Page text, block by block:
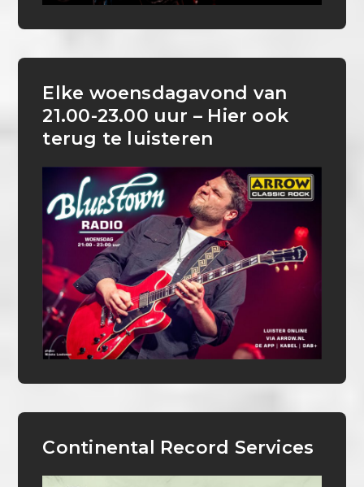
Elke woensdagavond van
21.00-23.00 uur – Hier ook
terug te luisteren
Continental Record Services